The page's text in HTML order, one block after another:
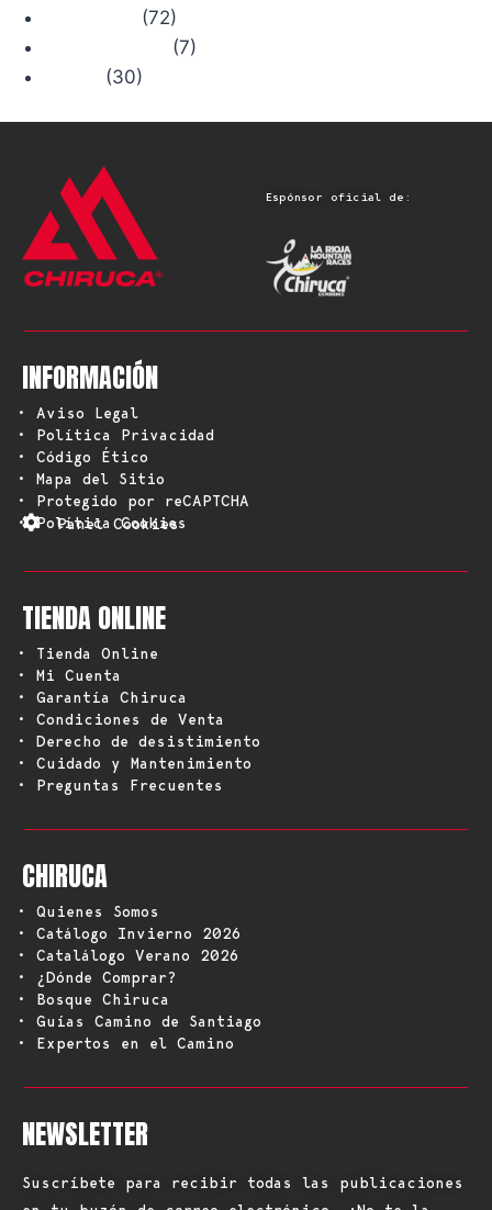
(72)
(7)
(30)
Espónsor oficial de:
INFORMACIÓN
• Aviso Legal
• Política Privacidad
• Código Ético
• Mapa del Sitio
• Protegido por reCAPTCHA
• Política Cookies
Panel Cookies
TIENDA ONLINE
• Tienda Online
• Mi Cuenta
• Garantía Chiruca
• Condiciones de Venta
• Derecho de desistimiento
• Cuidado y Mantenimiento
• Preguntas Frecuentes
CHIRUCA
• Quienes Somos
• Catálogo Invierno 2026
• Catalálogo Verano 2026
• ¿Dónde Comprar?
• Bosque Chiruca
• Guías Camino de Santiago
• Expertos en el Camino
NEWSLETTER
Suscríbete para recibir todas las publicaciones